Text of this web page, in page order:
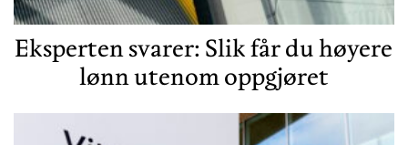
Eksperten svarer: Slik får du høyere
lønn utenom oppgjøret